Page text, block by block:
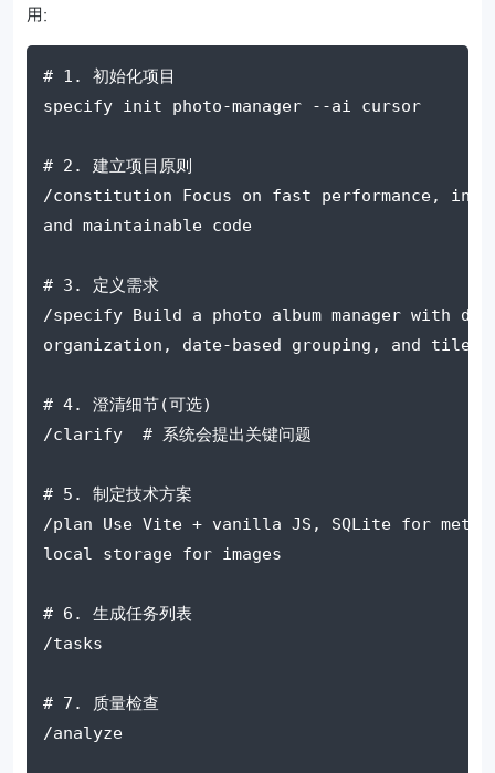
用:
# 1. 初始化项目
specify init photo-manager
--ai cursor
# 2. 建立项目原则
/constitution Focus on fast performance,
and maintainable code
# 3. 定义需求
/specify Build a photo album manager with
organization, date-based grouping, and tile
# 4. 澄清细节(可选)
/clarify # 系统会提出关键问题
# 5. 制定技术方案
/plan Use Vite + vanilla JS, SQLite for
local storage for images
# 6. 生成任务列表
/tasks
# 7. 质量检查
/analyze